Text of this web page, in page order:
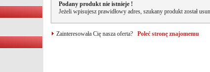
Podany produkt nie istnieje !
Jeżeli wpisujesz prawidłowy adres, szukany produkt został
Zainteresowała Cię nasza oferta? Poleć stronę znajomemu